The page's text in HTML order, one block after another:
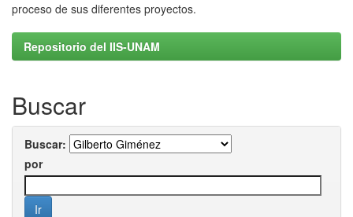
proceso de sus diferentes proyectos.
Repositorio del IIS-UNAM
Buscar
Buscar:
por